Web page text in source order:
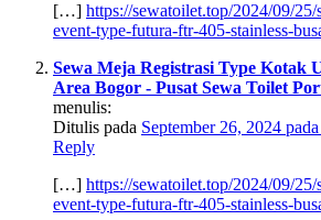
[…] https://sewatoilet.top/2024/09/
event-type-futura-ftr-405-stainless-
Sewa Meja Registrasi Type Kotak
Area Bogor - Pusat Sewa Toilet
menulis:
Ditulis pada September 26, 2024
Reply
[…] https://sewatoilet.top/2024/09/
event-type-futura-ftr-405-stainless-